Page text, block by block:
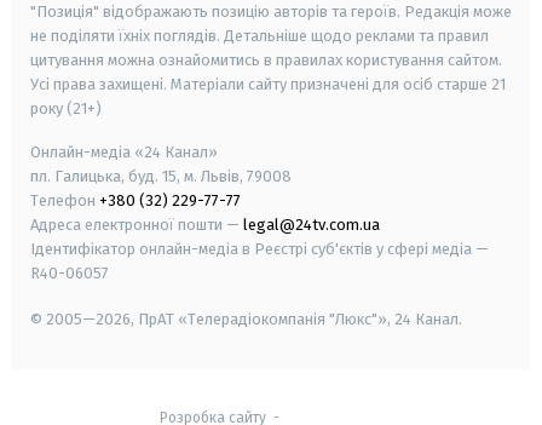
"Позиція" відображають позицію авторів та героїв. Редакція може
не поділяти їхніх поглядів. Детальніше щодо реклами та правил
цитування можна ознайомитись в правилах користування сайтом.
Усі права захищені. Матеріали сайту призначені для осіб старше 21
року (21+)
Онлайн-медіа «24 Канал»
пл. Галицька, буд. 15, м. Львів, 79008
Телефон +380 (32) 229-77-77
Адреса електронної пошти — legal@24tv.com.ua
Ідентифікатор онлайн-медіа в Реєстрі суб'єктів у сфері медіа —
R40-06057
© 2005—2026, ПрАТ «Телерадіокомпанія "Люкс"», 24 Канал.
Розробка сайту-